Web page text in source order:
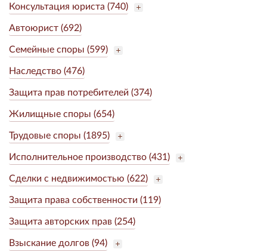
Консультация юриста (740)
Автоюрист (692)
Семейные споры (599)
Наследство (476)
Защита прав потребителей (374)
Жилищные споры (654)
Трудовые споры (1895)
Исполнительное производство (431)
Сделки с недвижимостью (622)
Защита права собственности (119)
Защита авторских прав (254)
Взыскание долгов (94)